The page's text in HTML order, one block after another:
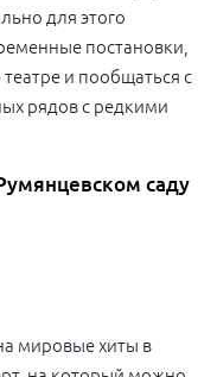
для этого
постановки,
и пообщаться с
рядов с редкими
саду
мировые хиты в